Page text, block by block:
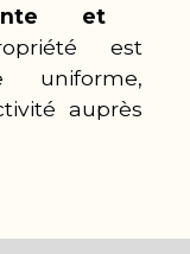
et
est
uniforme,
auprès